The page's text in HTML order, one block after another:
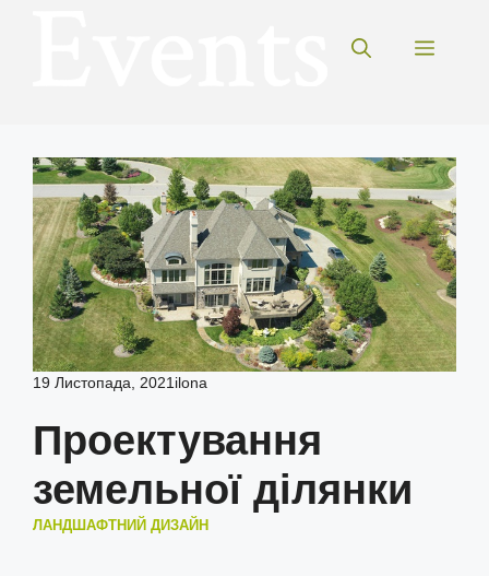
Меню
19 Листопада, 2021 ilona
Проектування
земельної ділянки
ЛАНДШАФТНИЙ ДИЗАЙН